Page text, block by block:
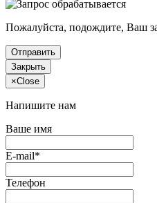
Пожалуйста, подождите, Ваш
Отправить
Закрыть
×Close
Напишите нам
Ваше имя
E-mail*
Телефон